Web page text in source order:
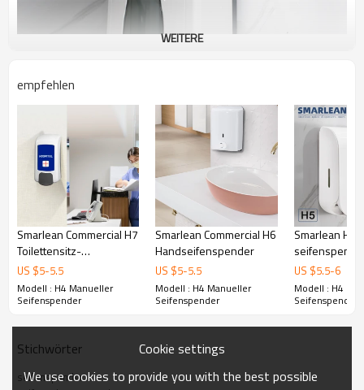
H4 Manueller Seifenspender
Der manuelle Seifenspender H4 mit 1000 ml Fassungsvermögen
erfüllt verschiedene Seifenbedürfnisse. Einstellbare Dosierung
(patentiertes Design), Endnutzer können die geeignete Dosierung
ist nur weniger als 5 Pfund Druck erforderlich, was Ihren Gästen ein
besseres Erlebnis bietet.
WEITERE
empfehlen
Smarlean Commercial H7
Toilettensitz-
Sprühreiniger,
Seifenspender
US $5-5.5
Modell : H4 Manueller
Seifenspender
Smarlean Commercial H6
Handseifenspender
US $5-5.5
Modell : H4 Manueller
Seifenspender
Smarlean H5
US $5.5-6
Modell : H4
Seifenspender
Stichwörter
seifenspender
Cookie settings
We use cookies to provide you with the best possible